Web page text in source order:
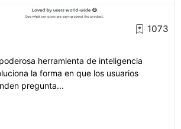
1073
herramienta de inteligencia
la forma en que los usuarios
pregunta...